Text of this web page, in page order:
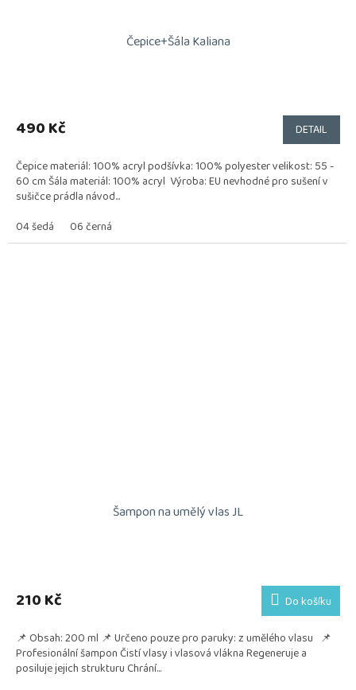
Čepice+Šála Kaliana
490 Kč DETAIL
Čepice materiál: 100% acryl podšívka: 100% polyester velikost: 55 -
60 cm Šála materiál: 100% acryl Výroba: EU nevhodné pro sušení v
sušičce prádla návod...
04 šedá
06 černá
Šampon na umělý vlas JL
210 Kč Do košíku
📌 Obsah: 200 ml 📌 Určeno pouze pro paruky: z umělého vlasu 📌
Profesionální šampon Čistí vlasy i vlasová vlákna Regeneruje a
posiluje jejich strukturu Chrání...